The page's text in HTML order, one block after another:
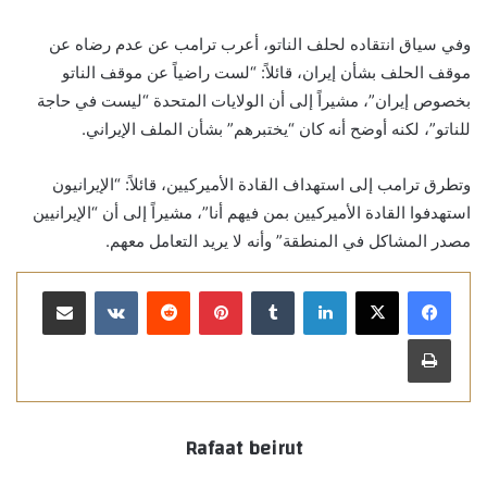
وفي سياق انتقاده لحلف الناتو، أعرب ترامب عن عدم رضاه عن
موقف الحلف بشأن إيران، قائلاً: “لست راضياً عن موقف الناتو
بخصوص إيران”، مشيراً إلى أن الولايات المتحدة “ليست في حاجة
للناتو”، لكنه أوضح أنه كان “يختبرهم” بشأن الملف الإيراني.
وتطرق ترامب إلى استهداف القادة الأميركيين، قائلاً: “الإيرانيون
استهدفوا القادة الأميركيين بمن فيهم أنا”، مشيراً إلى أن “الإيرانيين
مصدر المشاكل في المنطقة” وأنه لا يريد التعامل معهم.
لينكدإن بينتيريست مشاركة عبر البريد
طباعة
Rafaat beirut